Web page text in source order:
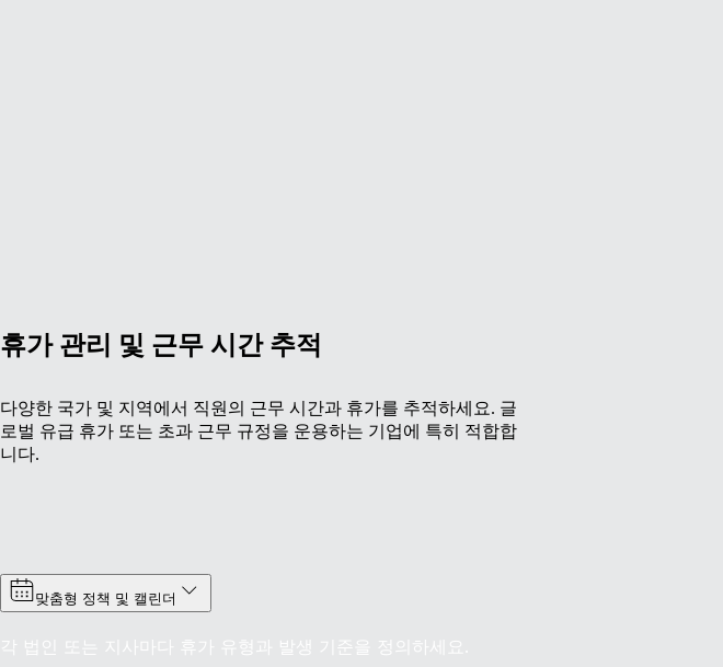
휴가 관리 및 근무 시간 추적
다양한 국가 및 지역에서 직원의 근무 시간과 휴가를 추적하세요. 글
로벌 유급 휴가 또는 초과 근무 규정을 운용하는 기업에 특히 적합합
니다.
맞춤형 정책 및 캘린더
각 법인 또는 지사마다 휴가 유형과 발생 기준을 정의하세요.